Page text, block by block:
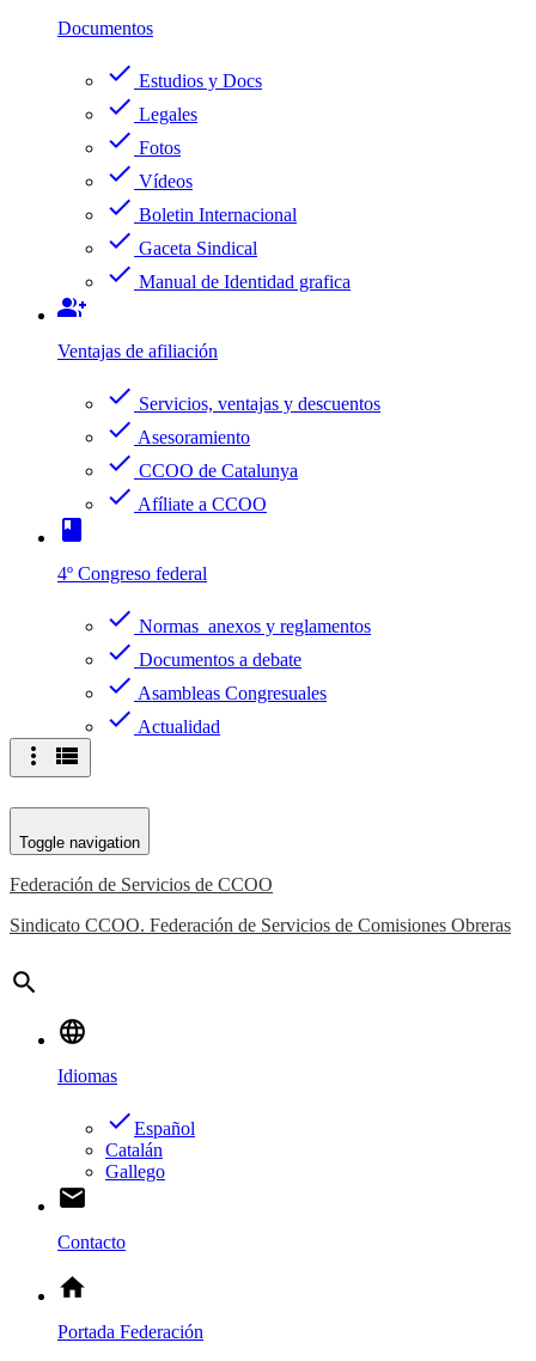
Documentos
check Estudios y Docs
check Legales
check Fotos
check Vídeos
check Boletin Internacional
check Gaceta Sindical
check Manual de Identidad grafica
group_add
Ventajas de afiliación
check Servicios, ventajas y descuentos
check Asesoramiento
check CCOO de Catalunya
check Afíliate a CCOO
book
4º Congreso federal
check Normas anexos y reglamentos
check Documentos a debate
check Asambleas Congresuales
check Actualidad
more_vert view_list
Toggle navigation
Federación de Servicios de CCOO
Sindicato CCOO. Federación de Servicios de Comisiones Obreras
search
language
Idiomas
doneEspañol
Catalán
Gallego
email
Contacto
home
Portada Federación